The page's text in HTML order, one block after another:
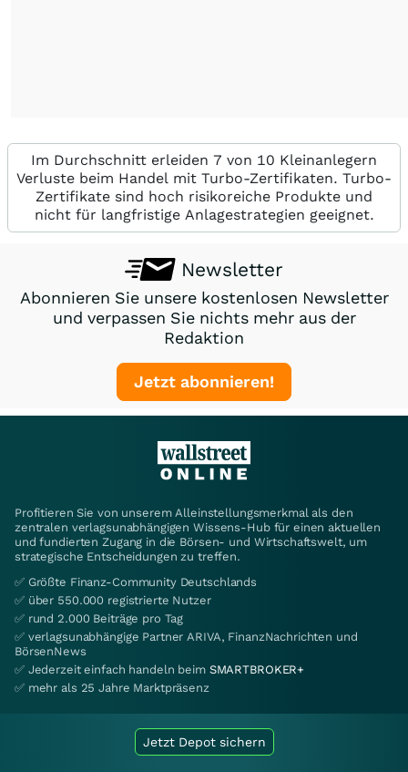
Im Durchschnitt erleiden 7 von 10 Kleinanlegern
Verluste beim Handel mit Turbo-Zertifikaten. Turbo-
Zertifikate sind hoch risikoreiche Produkte und
nicht für langfristige Anlagestrategien geeignet.
Newsletter
Abonnieren Sie unsere kostenlosen Newsletter
und verpassen Sie nichts mehr aus der
Redaktion
Jetzt abonnieren!
Profitieren Sie von unserem Alleinstellungsmerkmal als den
zentralen verlagsunabhängigen Wissens-Hub für einen aktuellen
und fundierten Zugang in die Börsen- und Wirtschaftswelt, um
strategische Entscheidungen zu treffen.
✅ Größte Finanz-Community Deutschlands
✅ über 550.000 registrierte Nutzer
✅ rund 2.000 Beiträge pro Tag
✅ verlagsunabhängige Partner ARIVA, FinanzNachrichten und
BörsenNews
✅ Jederzeit einfach handeln beim SMARTBROKER+
✅ mehr als 25 Jahre Marktpräsenz
Jetzt Depot sichern